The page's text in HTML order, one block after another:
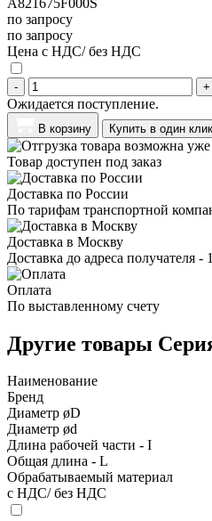
по запросу
по запросу
Цена с НДС/ без НДС
- +
Ожидается поступление.
В корзину Купить в один клик
Товар доступен под заказ
Доставка по России
По тарифам транспортной
Доставка в Москву
Доставка до адреса получателя -
Оплата
По выставленному счету
Другие товары
Наименование
Бренд
Диаметр øD
Диаметр ød
Длина рабочей части - I
Общая длина - L
Обрабатываемый материал
с НДС/ без НДС